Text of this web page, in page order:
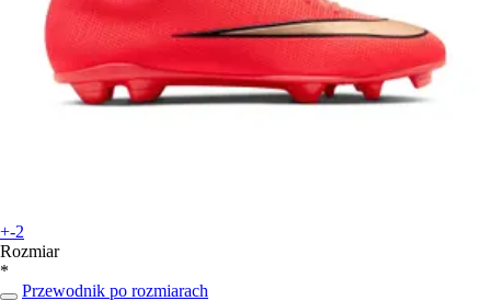
+-2
Rozmiar
*
Przewodnik po rozmiarach